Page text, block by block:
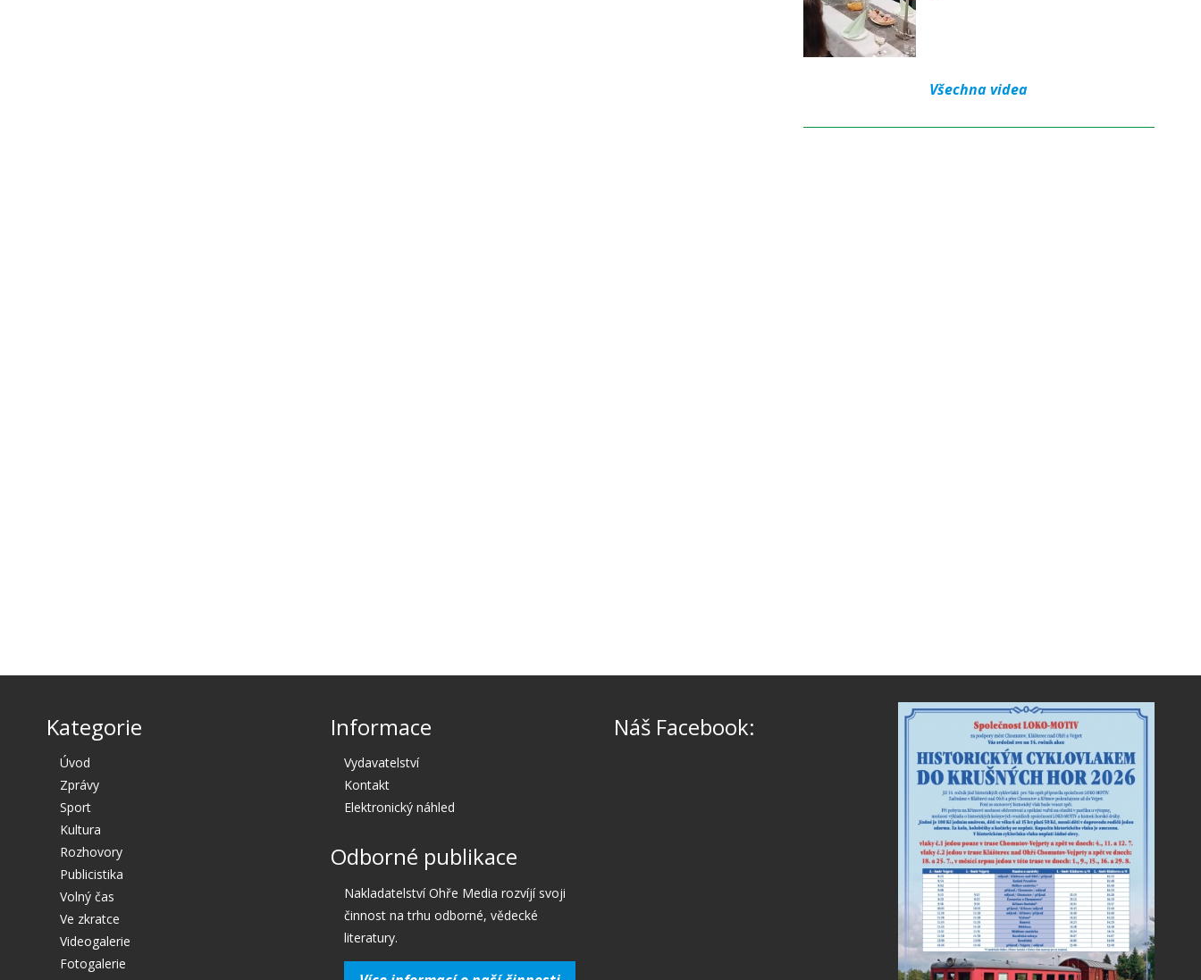
Všechna videa
Kategorie
Úvod
Zprávy
Sport
Kultura
Rozhovory
Publicistika
Volný čas
Ve zkratce
Videogalerie
Fotogalerie
Informace
Vydavatelství
Kontakt
Elektronický náhled
Odborné publikace
Nakladatelství Ohře Media rozvíjí svoji
činnost na trhu odborné, vědecké
literatury.
Náš Facebook: